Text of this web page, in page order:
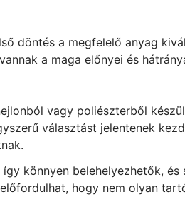
döntés a megfelelő anyag
a maga előnyei és
vagy poliészterből
választást jelentenek
könnyen belehelyezhetők, és
hogy nem olyan